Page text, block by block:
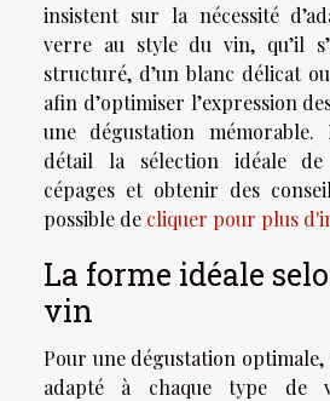
insistent sur la nécessité
verre au style du vin, qu’il
structuré, d’un blanc délicat
afin d’optimiser l’expression
une dégustation
détail la sélection idéale
cépages et obtenir des
possible de cliquer pour plus
La forme idéale
vin
Pour une dégustation
adapté à chaque type de